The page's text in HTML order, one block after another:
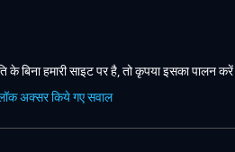
बिना हमारी साइट पर है, तो कृपया इसका पालन करें
अक्सर किये गए सवाल